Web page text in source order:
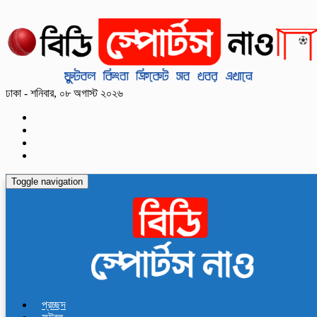
ঢাকা - শনিবার, ০৮ অগাস্ট ২০২৬
Toggle navigation
প্রচ্ছদ